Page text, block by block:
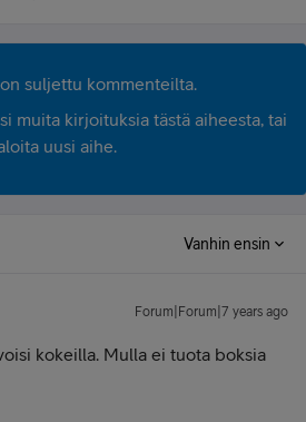
suljettu kommenteilta.
muita kirjoituksia tästä aiheesta, tai
uusi aihe.
Vanhin ensin
Forum|Forum|7 years ago
kokeilla. Mulla ei tuota boksia